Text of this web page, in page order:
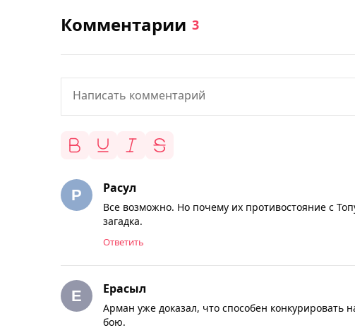
Комментарии 3
Расул
Все возможно. Но почему их противостояние с
загадка.
Ответить
Ерасыл
Арман уже доказал, что способен
бою.